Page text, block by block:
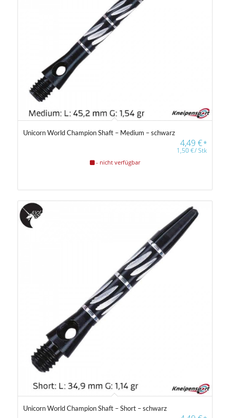
Unicorn World Champion Shaft – Medium – schwarz
4,49€*
1,50€/Stk
- nicht verfügbar
Unicorn World Champion Shaft – Short – schwarz